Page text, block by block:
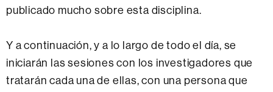
publicado mucho sobre esta disciplina.
Y a continuación, y a lo largo de todo el día, se
iniciarán las sesiones con los investigadores que
tratarán cada una de ellas, con una persona que